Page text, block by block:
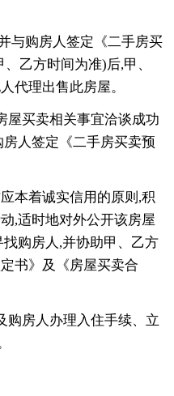
与购房人签定《二手房买
乙方时间为准)后,甲、
代理出售此房屋。
屋买卖相关事宜洽谈成功
人签定《二手房买卖预
本着诚实信用的原则,积
,适时地对外公开该房屋
购房人,并协助甲、乙方
书》及《房屋买卖合
购房人办理入住手续、立